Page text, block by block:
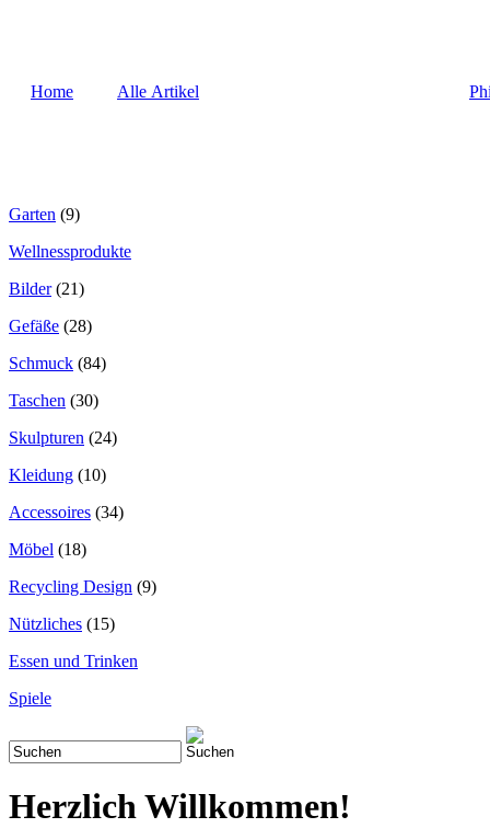
Home Alle Artikel
Garten (9)
Wellnessprodukte
Bilder (21)
Gefäße (28)
Schmuck (84)
Taschen (30)
Skulpturen (24)
Kleidung (10)
Accessoires (34)
Möbel (18)
Recycling Design (9)
Nützliches (15)
Essen und Trinken
Spiele
Herzlich Willkommen!